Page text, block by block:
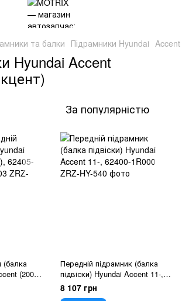
та балки Підрамники Hyundai Accent
Hyundai Accent
За популярністю
(балка
(2000-
Передній підрамник (балка
підвіски) Hyundai Accent 11-,
62400-1R000
8 107 грн